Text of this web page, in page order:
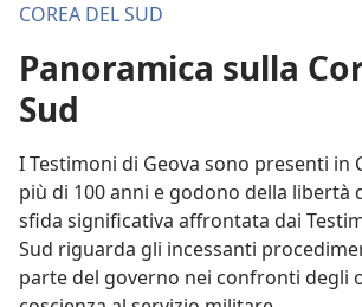
COREA DEL SUD
Panoramica sulla
Sud
I Testimoni di Geova sono presenti in
più di 100 anni e godono della libertà
sfida significativa affrontata dai
Sud riguarda gli incessanti
parte del governo nei confronti degli